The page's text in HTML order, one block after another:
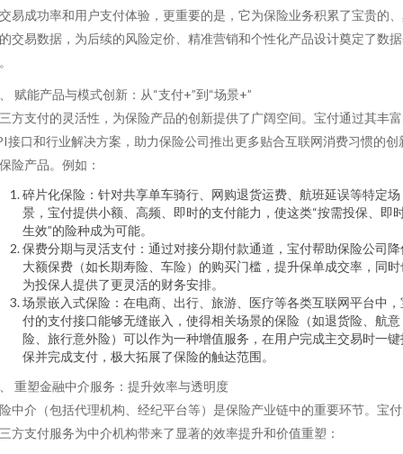
易成功率和用户支付体验，更重要的是，它为保险业务积累了宝贵的
交易数据，为后续的风险定价、精准营销和个性化产品设计奠定了数
赋能产品与模式创新：从“支付+”到“场景+”
方支付的灵活性，为保险产品的创新提供了广阔空间。宝付通过其丰
接口和行业解决方案，助力保险公司推出更多贴合互联网消费习惯的创
险产品。例如：
碎片化保险：针对共享单车骑行、网购退货运费、航班延误等特定场
景，宝付提供小额、高频、即时的支付能力，使这类“按需投保、即
生效”的险种成为可能。
保费分期与灵活支付：通过对接分期付款通道，宝付帮助保险公司降
大额保费（如长期寿险、车险）的购买门槛，提升保单成交率，同时
为投保人提供了更灵活的财务安排。
场景嵌入式保险：在电商、出行、旅游、医疗等各类互联网平台中，
付的支付接口能够无缝嵌入，使得相关场景的保险（如退货险、航意
险、旅行意外险）可以作为一种增值服务，在用户完成主交易时一键
保并完成支付，极大拓展了保险的触达范围。
重塑金融中介服务：提升效率与透明度
中介（包括代理机构、经纪平台等）是保险产业链中的重要环节。宝
方支付服务为中介机构带来了显著的效率提升和价值重塑：